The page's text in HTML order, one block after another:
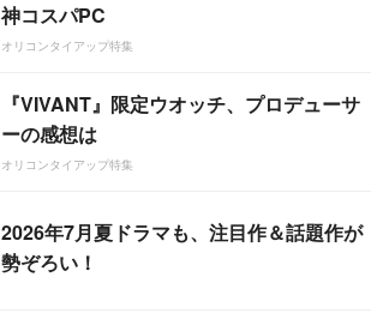
神コスパPC
オリコンタイアップ特集
『VIVANT』限定ウオッチ、プロデューサ
ーの感想は
オリコンタイアップ特集
2026年7月夏ドラマも、注目作＆話題作が
勢ぞろい！